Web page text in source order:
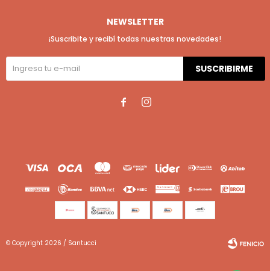
NEWSLETTER
¡Suscribite y recibí todas nuestras novedades!
SUSCRIBIRME
 
© Copyright 2026 / Santucci